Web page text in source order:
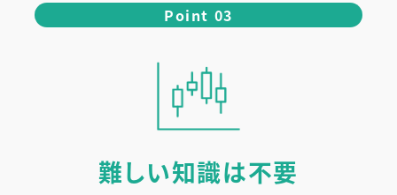
Point 03
難しい知識は不要